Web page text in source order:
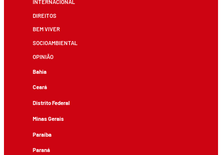
INTERNACIONAL
DIREITOS
BEM VIVER
SOCIOAMBIENTAL
OPINIÃO
Bahia
Ceará
Distrito Federal
Minas Gerais
Paraíba
Paraná